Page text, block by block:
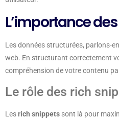
L’importance
Les données structurées, parlons-
web. En structurant correctement
compréhension de votre contenu
Le rôle des rich
Lesrich snippets sont là pour